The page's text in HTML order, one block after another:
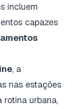
incluem
capazes
, a
nas estações
rotina urbana,